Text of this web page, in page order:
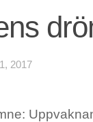
2017